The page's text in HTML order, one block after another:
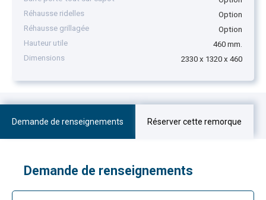
Réhausse ridelles
Option
Réhausse grillagée
Option
Hauteur utile
460 mm.
Dimensions
2330 x 1320 x 460
Demande de renseignements Réserver cette remorque
Demande de renseignements